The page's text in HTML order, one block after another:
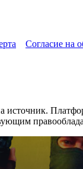
Согласие на